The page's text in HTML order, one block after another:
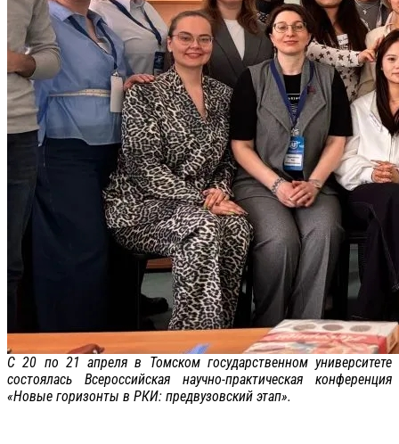
С 20 по 21 апреля в Томском государственном университете
состоялась Всероссийская научно-практическая конференция
«Новые горизонты в РКИ: предвузовский этап».